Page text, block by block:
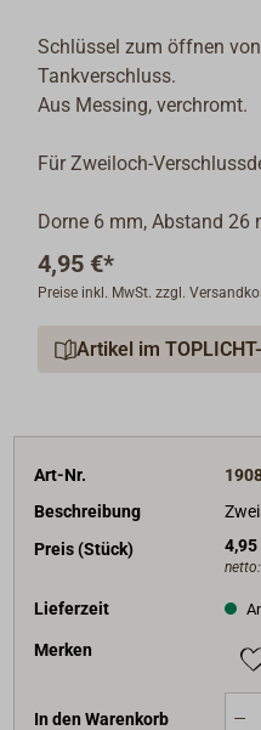
Schlüssel zum öffnen
Tankverschluss.
Aus Messing, verchromt.
Für Zweiloch-
Dorne 6 mm, Abstand 26
4,95 €*
Preise inkl. MwSt. zzgl.
Artikel im
Art-Nr.
Beschreibung
Preis (Stück)
4,95
netto:
Lieferzeit
Merken
In den Warenkorb